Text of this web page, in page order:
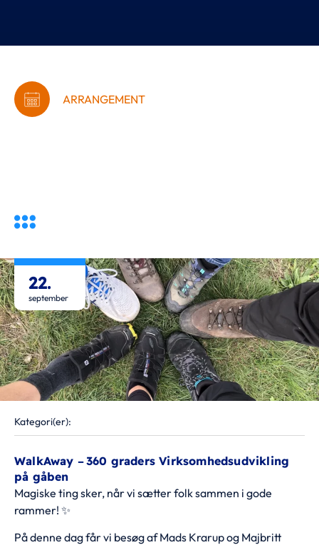
ARRANGEMENT
22.
september
Kategori(er):
WalkAway –360 graders Virksomhedsudvikling
på gåben
Magiske ting sker, når vi sætter folk sammen i gode
rammer! ✨️
På denne dag får vi besøg af Mads Krarup og Majbritt